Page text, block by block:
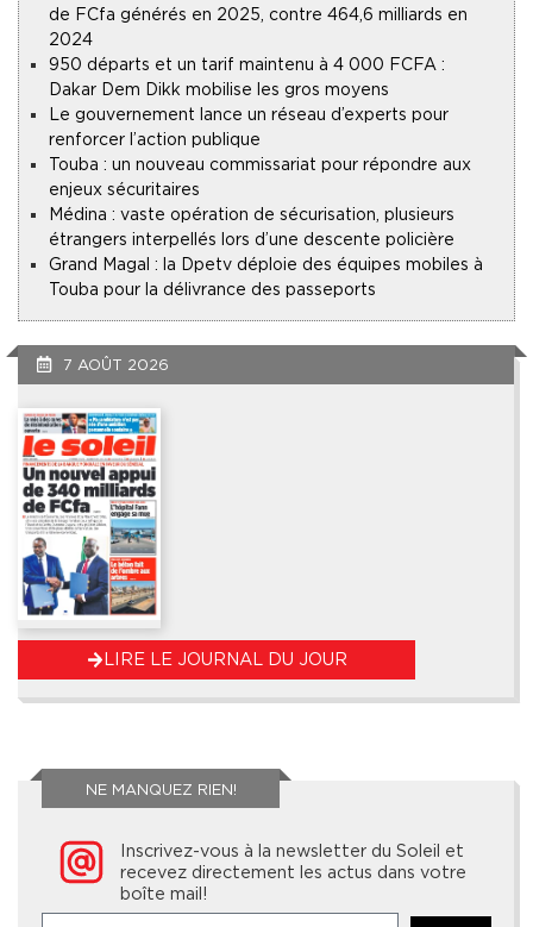
de FCfa générés en 2025, contre 464,6 milliards en
2024
950 départs et un tarif maintenu à 4 000 FCFA :
Dakar Dem Dikk mobilise les gros moyens
Le gouvernement lance un réseau d’experts pour
renforcer l’action publique
Touba : un nouveau commissariat pour répondre aux
enjeux sécuritaires
Médina : vaste opération de sécurisation, plusieurs
étrangers interpellés lors d’une descente policière
Grand Magal : la Dpetv déploie des équipes mobiles à
Touba pour la délivrance des passeports
7 AOÛT 2026
LIRE LE JOURNAL DU JOUR
NE MANQUEZ RIEN!
Inscrivez-vous à la newsletter du Soleil et
recevez directement les actus dans votre
boîte mail!